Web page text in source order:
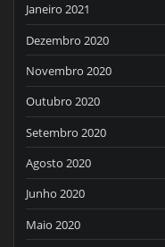
Janeiro 2021
Dezembro 2020
Novembro 2020
Outubro 2020
Setembro 2020
Agosto 2020
Junho 2020
Maio 2020